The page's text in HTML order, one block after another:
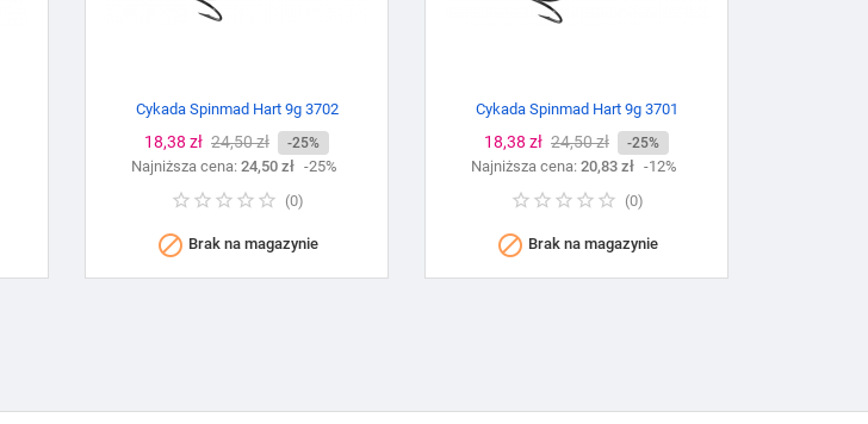
Cykada Spinmad Hart 9g 3702
Cena
18,38 zł Cena
podstawowa
24,50 zł -25%
Najniższa cena: 24,50 zł -25%
(0)
 Brak na magazynie
Cykada Spinmad Hart 9g 3701
Cena
18,38 zł Cena
podstawowa
24,50 zł -25%
Najniższa cena: 20,83 zł -12%
(0)
 Brak na magazynie